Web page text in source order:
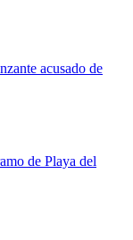
acusado de
de Playa del